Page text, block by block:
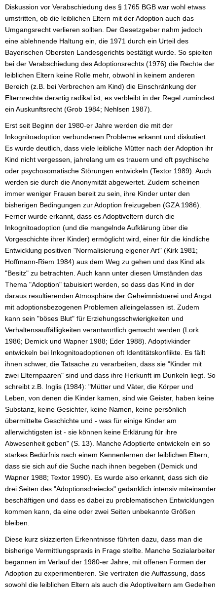
Diskussion vor Verabschiedung des § 1765 BGB war wohl etwas
umstritten, ob die leiblichen Eltern mit der Adoption auch das
Umgangsrecht verlieren sollten. Der Gesetzgeber nahm jedoch
eine ablehnende Haltung ein, die 1971 durch ein Urteil des
Bayerischen Obersten Landesgerichts bestätigt wurde. So spielten
bei der Verabschiedung des Adoptionsrechts (1976) die Rechte der
leiblichen Eltern keine Rolle mehr, obwohl in keinem anderen
Bereich (z.B. bei Verbrechen am Kind) die Einschränkung der
Elternrechte derartig radikal ist; es verbleibt in der Regel zumindest
ein Auskunftsrecht (Grob 1984; Nehlsen 1987).
Erst seit Beginn der 1980-er Jahre werden die mit der
Inkognitoadoption verbundenen Probleme erkannt und diskutiert.
Es wurde deutlich, dass viele leibliche Mütter nach der Adoption ihr
Kind nicht vergessen, jahrelang um es trauern und oft psychische
oder psychosomatische Störungen entwickeln (Textor 1989). Auch
werden sie durch die Anonymität abgewertet. Zudem scheinen
immer weniger Frauen bereit zu sein, ihre Kinder unter den
bisherigen Bedingungen zur Adoption freizugeben (GZA 1986).
Ferner wurde erkannt, dass es Adoptiveltern durch die
Inkognitoadoption (und die mangelnde Aufklärung über die
Vorgeschichte ihrer Kinder) ermöglicht wird, einer für die kindliche
Entwicklung positiven "Normalisierung eigener Art" (Kirk 1981;
Hoffmann-Riem 1984) aus dem Weg zu gehen und das Kind als
"Besitz" zu betrachten. Auch kann unter diesen Umständen das
Thema "Adoption" tabuisiert werden, so dass das Kind in der
daraus resultierenden Atmosphäre der Geheimnistuerei und Angst
mit adoptionsbezogenen Problemen alleingelassen ist. Zudem
kann sein "böses Blut" für Erziehungsschwierigkeiten und
Verhaltensauffälligkeiten verantwortlich gemacht werden (Lork
1986; Demick und Wapner 1988; Eder 1988). Adoptivkinder
entwickeln bei Inkognitoadoptionen oft Identitätskonflikte. Es fällt
ihnen schwer, die Tatsache zu verarbeiten, dass sie "Kinder mit
zwei Elternpaaren" sind und dass ihre Herkunft im Dunkeln liegt. So
schreibt z.B. Inglis (1984): "Mütter und Väter, die Körper und
Leben, von denen die Kinder kamen, sind wie Geister, haben keine
Substanz, keine Gesichter, keine Namen, keine persönlich
übermittelte Geschichte und - was für einige Kinder am
allerwichtigsten ist - sie können keine Erklärung für ihre
Abwesenheit geben" (S. 13). Manche Adoptierte entwickeln ein so
starkes Bedürfnis nach einem Kennenlernen der leiblichen Eltern,
dass sie sich auf die Suche nach ihnen begeben (Demick und
Wapner 1988; Textor 1990). Es wurde also erkannt, dass sich die
drei Seiten des "Adoptionsdreiecks" gedanklich intensiv miteinander
beschäftigen und dass es dabei zu problematischen Entwicklungen
kommen kann, da eine oder zwei Seiten unbekannte Größen
bleiben.
Diese kurz skizzierten Erkenntnisse führten dazu, dass man die
bisherige Vermittlungspraxis in Frage stellte. Manche Sozialarbeiter
begannen im Verlauf der 1980-er Jahre, mit offenen Formen der
Adoption zu experimentieren. Sie vertraten die Auffassung, dass
sowohl die leiblichen Eltern als auch die Adoptiveltern am Gedeihen